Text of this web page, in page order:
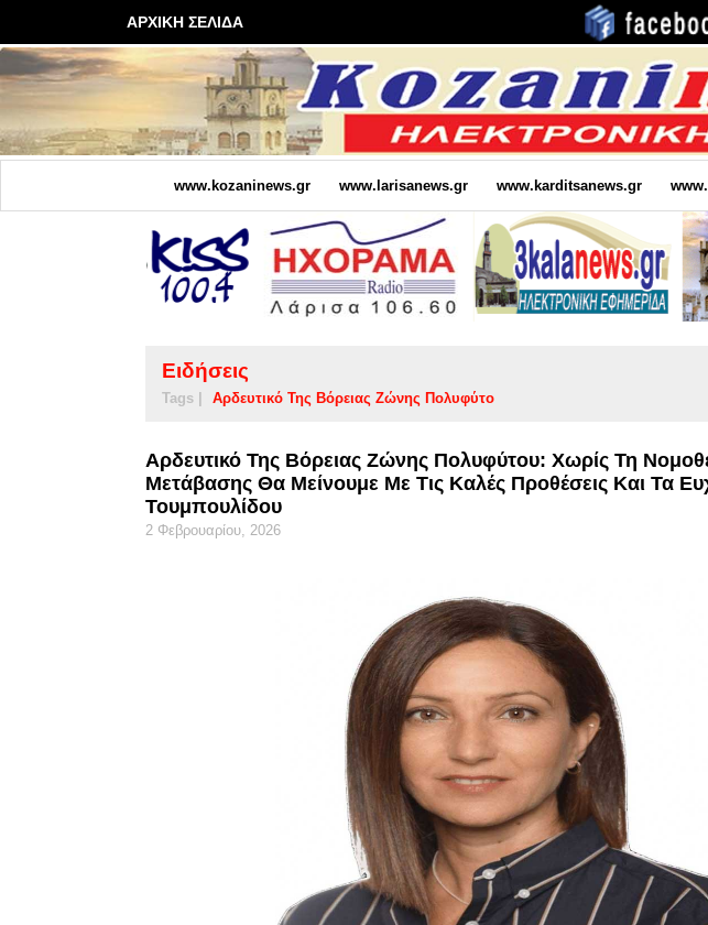
ΑΡΧΙΚΗ ΣΕΛΙΔΑ
www.kozaninews.gr www.larisanews.gr www.karditsanews.gr
Ειδήσεις
Tags | Αρδευτικό Της Βόρειας Ζώνης Πολυφύτο
Αρδευτικό Της Βόρειας Ζώνης Πολυφύτου: Χωρίς Τη
Μετάβασης Θα Μείνουμε Με Τις Καλές Προθέσεις Και Τα
Τουμπουλίδου
2 Φεβρουαρίου, 2026